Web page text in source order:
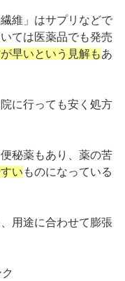
維」はサプリなどで
ては医薬品でも発売
早いという見解もあ
に行っても安く処方
秘薬もあり、薬の苦
い ものになっている
用途に合わせて膨張